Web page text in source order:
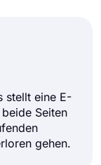
stellt eine E-
Seiten
gehen.